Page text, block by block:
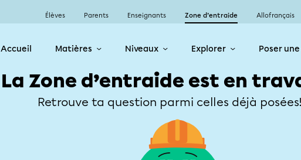
Élèves Parents Enseignants Zone d’entraide Allofrançais
Accueil Matières Niveaux Explorer Poser
La Zone d’entraide est en
Retrouve ta question parmi celles déjà